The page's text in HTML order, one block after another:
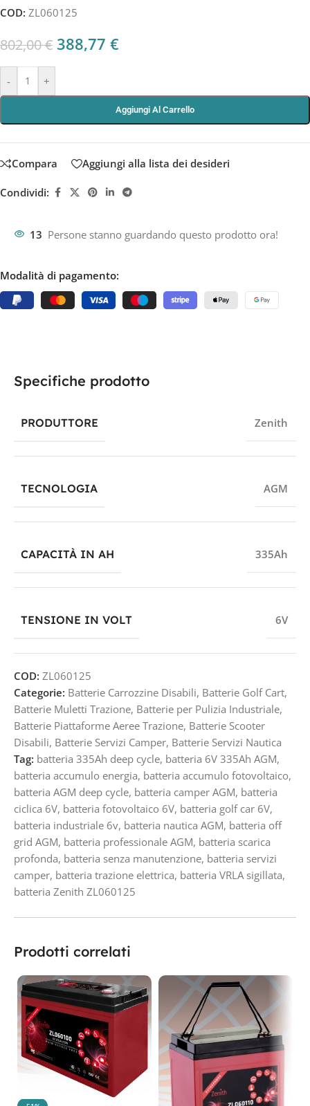
COD: ZL060125
802,00€ 388,77 €
- +
Aggiungi Al Carrello
Compara Aggiungi alla lista dei desideri
Condividi:
13 Persone stanno guardando questo prodotto ora!
Modalità di pagamento:
Specifiche prodotto
PRODUTTORE Zenith
TECNOLOGIA AGM
CAPACITÀ IN AH 335Ah
TENSIONE IN VOLT 6V
COD: ZL060125
Categorie: Batterie Carrozzine Disabili, Batterie Golf Cart,
Batterie Muletti Trazione, Batterie per Pulizia Industriale,
Batterie Piattaforme Aeree Trazione, Batterie Scooter
Disabili, Batterie Servizi Camper, Batterie Servizi Nautica
Tag: batteria 335Ah deep cycle, batteria 6V 335Ah AGM,
batteria accumulo energia, batteria accumulo fotovoltaico,
batteria AGM deep cycle, batteria camper AGM, batteria
ciclica 6V, batteria fotovoltaico 6V, batteria golf car 6V,
batteria industriale 6v, batteria nautica AGM, batteria off
grid AGM, batteria professionale AGM, batteria scarica
profonda, batteria senza manutenzione, batteria servizi
camper, batteria trazione elettrica, batteria VRLA sigillata,
batteria Zenith ZL060125
Prodotti correlati